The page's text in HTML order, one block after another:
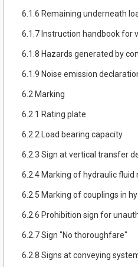
6.1.6 Remaining underneath
6.1.7 Instruction handbook for
6.1.8 Hazards generated by
6.1.9 Noise emission
6.2 Marking
6.2.1 Rating plate
6.2.2 Load bearing capacity
6.2.3 Sign at vertical transfer
6.2.4 Marking of hydraulic fluid
6.2.5 Marking of couplings in
6.2.6 Prohibition sign for
6.2.7 Sign "No thoroughfare"
6.2.8 Signs at conveying